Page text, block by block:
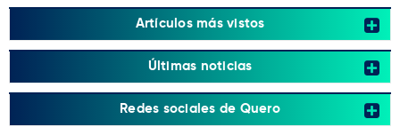
Artículos más vistos
Últimas noticias
Redes sociales de Quero